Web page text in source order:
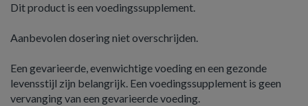
Dit product is een voedingssupplement.
Aanbevolen dosering niet overschrijden.
Een gevarieerde, evenwichtige voeding en een gezonde
levensstijl zijn belangrijk. Een voedingssupplement is geen
vervanging van een gevarieerde voeding.